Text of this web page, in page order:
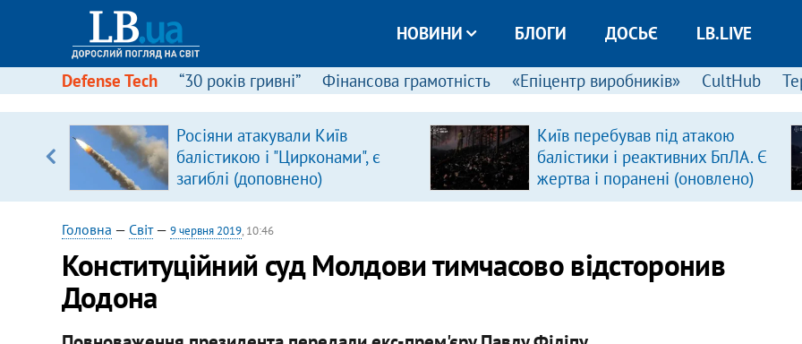
НОВИНИ БЛОГИ ДОСЬЄ LB.LIVE
Defense Tech “30 років гривні” Фінансова грамотність «Епіцентр виробників» CultHub
Росіяни атакували Київ
балістикою і "Цирконами", є
загиблі (доповнено)
Київ перебував під атакою
балістики і реактивних БпЛА. Є
жертва і поранені (оновлено)
Головна — Світ— 9 червня 2019, 10:46
Конституційний суд Молдови тимчасово відсторонив
Додона